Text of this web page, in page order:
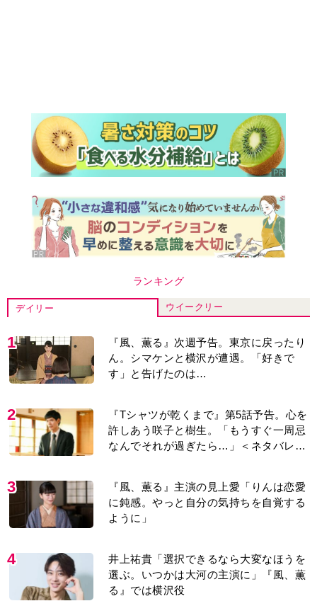
『Tシャツが乾くまで』第5話予告。心を
許しあう咲子と樹生。「もうすぐ一周忌
なんでそれが過ぎたら…」＜ネタバレあ
り＞
『風、薫る』主演の見上愛「りんは恋愛
に鈍感。やっと自分の気持ちを自覚する
ように」
井上祐貴「選択できるなら大変なほうを
る』では横沢役
5
『Tシャツが乾くまで』“ちょっと残念な
男”をフォローするしっかり者。樹生の妹
を演じるのは、齋藤飛鳥さん＜キャスト
6
井上祐貴『風、薫る』ではクセ強の記
者・横沢役「陽気なイタリア人のように
と言われて」
7
演歌歌手・市川由紀乃「更年期かと思っ
たら〈卵巣がん〉だった。９ヵ月の闘病
を経て復帰。若くして逝った兄の手紙を
8
＜3人って誰のこと？＞『Tシャツが乾く
まで』水族館で咲子が放った〈何気ない
一言〉に視聴者「これも何かの伏線？」